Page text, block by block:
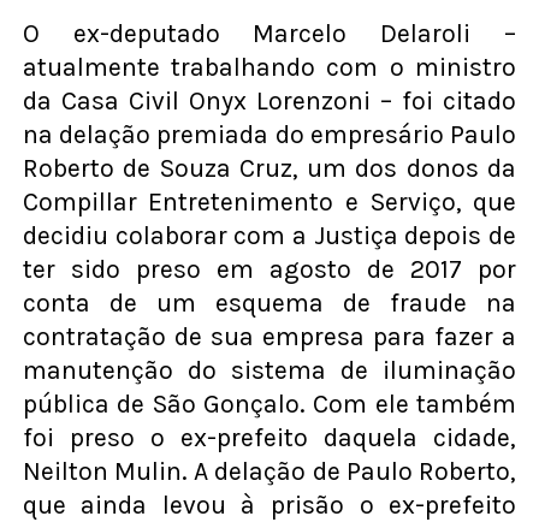
O ex-deputado Marcelo Delaroli –
atualmente trabalhando com o ministro
da Casa Civil Onyx Lorenzoni – foi citado
na delação premiada do empresário Paulo
Roberto de Souza Cruz, um dos donos da
Compillar Entretenimento e Serviço, que
decidiu colaborar com a Justiça depois de
ter sido preso em agosto de 2017 por
conta de um esquema de fraude na
contratação de sua empresa para fazer a
manutenção do sistema de iluminação
pública de São Gonçalo. Com ele também
foi preso o ex-prefeito daquela cidade,
Neilton Mulin. A delação de Paulo Roberto,
que ainda levou à prisão o ex-prefeito